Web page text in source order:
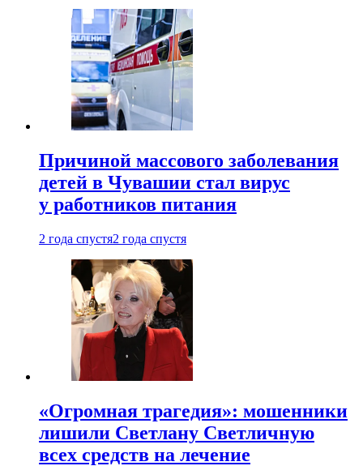
Причиной массового заболевания
детей в Чувашии стал вирус
у работников питания
2 года спустя2 года спустя
«Огромная трагедия»: мошенники
лишили Светлану Светличную
всех средств на лечение